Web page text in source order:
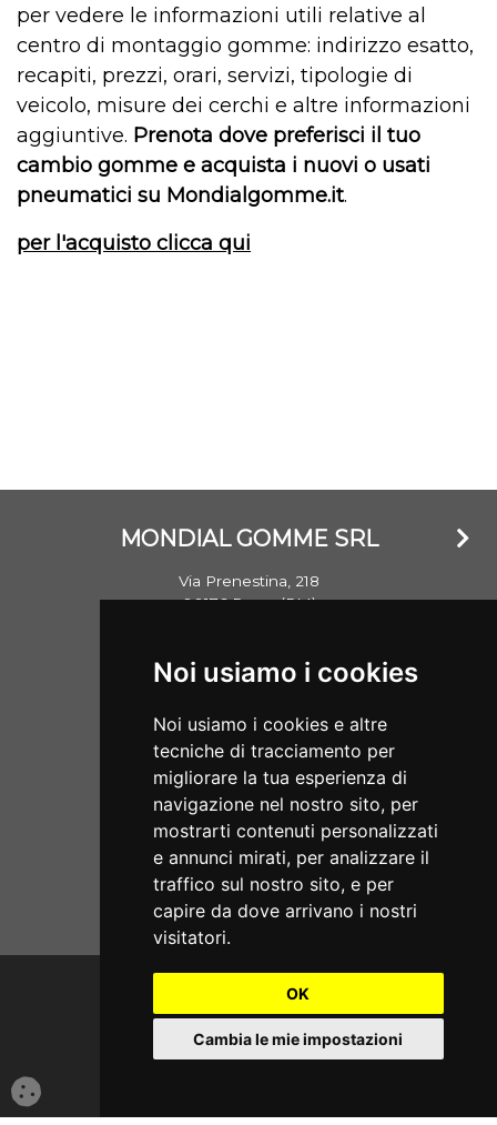
Noi usiamo i cookies
Noi usiamo i cookies e altre
tecniche di tracciamento per
migliorare la tua esperienza di
navigazione nel nostro sito, per
mostrarti contenuti personalizzati
e annunci mirati, per analizzare il
traffico sul nostro sito, e per
capire da dove arrivano i nostri
visitatori.
OK
Cambia le mie impostazioni
per vedere le informazioni utili relative al
centro di montaggio gomme: indirizzo esatto,
recapiti, prezzi, orari, servizi, tipologie di
veicolo, misure dei cerchi e altre informazioni
aggiuntive. Prenota dove preferisci il tuo
cambio gomme e acquista i nuovi o usati
pneumatici su Mondialgomme.it.
per l'acquisto clicca qui
MONDIAL GOMME SRL
Via Prenestina, 218
00176 Roma (RM)
Aperti dal lunedì al sabato
SERVIZI
Servizi
Chi Siamo
Punti di Montaggio
Termini e Privacy
ECOMMERCE
Condizioni di Vendita
Cambio e Restituzione Merci
Guida all'Acquisto
© 2021 Realizzazione Sito e Web Marketing Tredweb S.r.l.